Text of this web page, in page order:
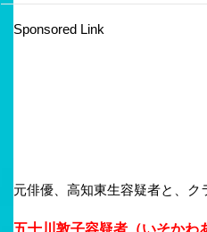
Sponsored Link
元俳優、高知東生容疑者と、ク
五十川敦子容疑者（いそかわ